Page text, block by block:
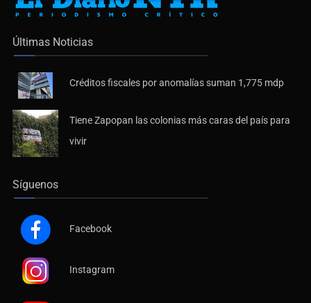
Últimas Noticias
Créditos fiscales por anomalías suman 1,775 mdp
Tiene Zapopan las colonias más caras del país para
vivir
Síguenos
Facebook
Instagram